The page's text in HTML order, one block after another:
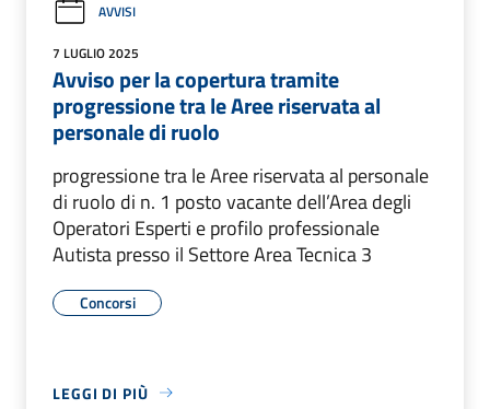
AVVISI
7 LUGLIO 2025
Avviso per la copertura tramite
progressione tra le Aree riservata al
personale di ruolo
progressione tra le Aree riservata al personale
di ruolo di n. 1 posto vacante dell’Area degli
Operatori Esperti e profilo professionale
Autista presso il Settore Area Tecnica 3
Concorsi
LEGGI DI PIÙ